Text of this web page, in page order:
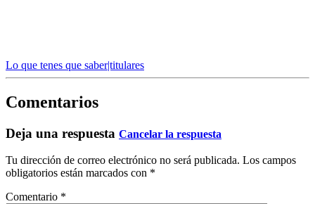
Lo que tenes que saber|titulares
Comentarios
Deja una respuesta Cancelar la respuesta
Tu dirección de correo electrónico no será publicada. Los campos
obligatorios están marcados con *
Comentario *